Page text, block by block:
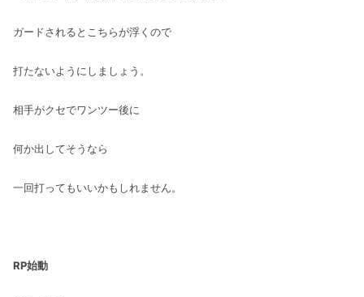
ガードされるとこちらが浮くので
打たないようにしましょう。
相手がクセでワンツー後に
何か出してそうなら
一回打ってもいいかもしれません。
RP始動